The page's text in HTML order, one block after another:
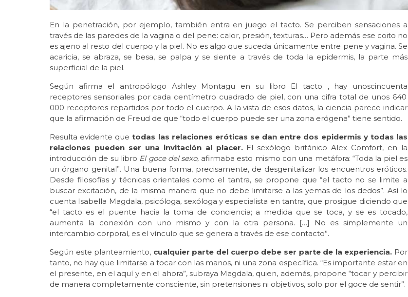
En la penetración, por ejemplo, también entra en juego el tacto. Se perciben sensaciones a
través de las paredes de lavagina o del pene: calor, presión, texturas… Pero además ese coito no
es ajeno al resto del cuerpo y la piel. No es algo que suceda únicamente entre pene y vagina. Se
acaricia, se abraza, se besa, se palpa y se siente a través de toda la epidermis, la parte más
superficial de la piel.
Según afirma el antropólogo Ashley Montagu en su libro El tacto , hay unoscincuenta
receptores sensoriales por cada centímetro cuadrado de piel, con una cifra total de unos 640
000 receptores repartidos por todo el cuerpo. A la vista de esos datos, la ciencia parece indicar
que la afirmación de Freud de que “todo el cuerpo puede ser una zona erógena” tiene sentido.
Resulta evidente quetodas las relaciones eróticas se dan entre dos epidermis y todas las
relaciones pueden ser una invitación al placer.El sexólogo británico Alex Comfort, en la
introducción de su libro El goce del sexo, afirmaba esto mismo con una metáfora: “Toda la piel es
un órgano genital”. Una buena forma, precisamente, de desgenitalizar los encuentros eróticos.
Desde filosofías y técnicas orientales como el tantra, se propone que “el tacto no se limite a
buscar excitación, de la misma manera que no debe limitarse a las yemas de los dedos”. Así lo
cuenta Isabella Magdala, psicóloga, sexóloga y especialista en tantra, que prosigue diciendo que
“el tacto es el puente hacia la toma de conciencia; a medida que se toca, y se es tocado,
aumenta la conexión con uno mismo y con la otra persona. […] No es simplemente un
intercambio corporal, es el vínculo que se genera a través de ese contacto”.
Según este planteamiento, cualquier parte del cuerpo debe ser parte de la experiencia. Por
tanto, no hay que limitarse a tocar con las manos, ni una zona específica. “Es importante estar en
el presente, en el aquí y en el ahora”, subraya Magdala, quien, además, propone “tocar y percibir
de manera completamente consciente, sin pretensiones ni objetivos, solo por el goce de sentir”.